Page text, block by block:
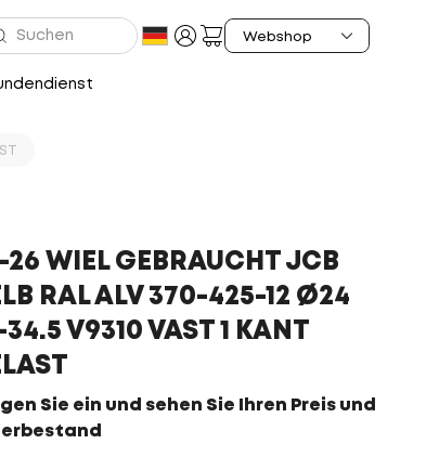
26 WIEL GEBRAUCHT JCB
RAL ALV 370-425-12 Ø24
34.5 V9310 VAST 1 KANT
Sie ein und sehen Sie Ihren Preis und